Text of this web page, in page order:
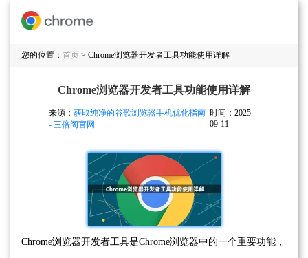
您的位置： 首页 > Chrome浏览器开发者工具功能使用详解
Chrome浏览器开发者工具功能使用详解
来源： 获取纯净的谷歌浏览器手机优化指南
- 三倍阁官网
时间：2025-
09-11
Chrome浏览器开发者工具是Chrome浏览器中的一个重要功能，